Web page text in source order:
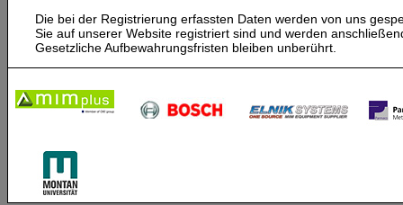
Die bei der Registrierung erfassten Daten werden von uns
Sie auf unserer Website registriert sind und werden
Gesetzliche Aufbewahrungsfristen bleiben unberührt.